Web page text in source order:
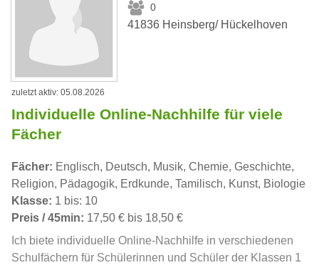
0
41836 Heinsberg/ Hückelhoven
zuletzt aktiv: 05.08.2026
Individuelle Online-Nachhilfe für viele
Fächer
Fächer: Englisch, Deutsch, Musik, Chemie, Geschichte,
Religion, Pädagogik, Erdkunde, Tamilisch, Kunst, Biologie
Klasse: 1 bis: 10
Preis / 45min: 17,50 € bis 18,50 €
Ich biete individuelle Online-Nachhilfe in verschiedenen
Schulfächern für Schülerinnen und Schüler der Klassen 1